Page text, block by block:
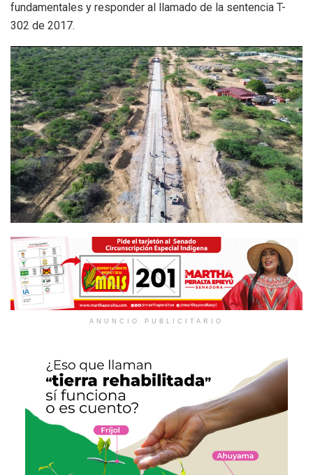
fundamentales y responder al llamado de la sentencia T-
302 de 2017.
ANUNCIO PUBLICITARIO